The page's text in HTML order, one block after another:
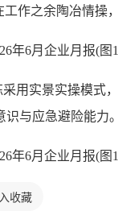
作之余陶冶情操
用实景实操模式
与应急避险能力。
收藏